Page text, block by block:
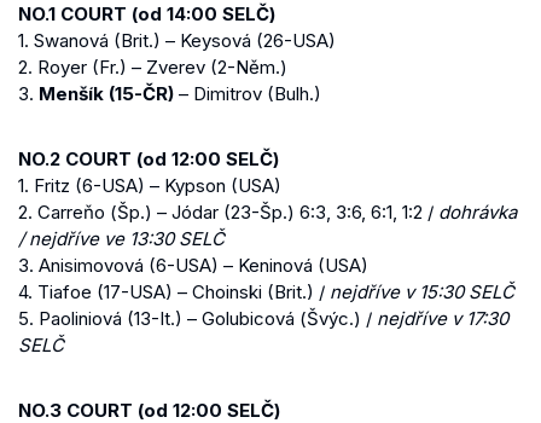
NO.1 COURT (od 14:00 SELČ)
1. Swanová (Brit.) – Keysová (26-USA)
2. Royer (Fr.) – Zverev (2-Něm.)
3. Menšík (15-ČR) – Dimitrov (Bulh.)
NO.2 COURT (od 12:00 SELČ)
1. Fritz (6-USA) – Kypson (USA)
2. Carreňo (Šp.) – Jódar (23-Šp.) 6:3, 3:6, 6:1, 1:2 / dohrávka
/ nejdříve ve 13:30 SELČ
3. Anisimovová (6-USA) – Keninová (USA)
4. Tiafoe (17-USA) – Choinski (Brit.) / nejdříve v 15:30 SELČ
5. Paoliniová (13-It.) – Golubicová (Švýc.) / nejdříve v 17:30
SELČ
NO.3 COURT (od 12:00 SELČ)